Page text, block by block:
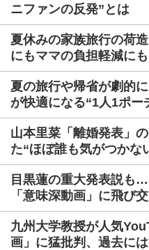
ニファンの反発”とは
夏休みの家族旅行の荷
にもママの負担軽減に
夏の旅行や帰省が劇的
が快適になる“1人1ポー
山本里菜「離婚発表」
た“ほぼ誰も気がつかな
目黒蓮の重大発表説も
「意味深動画」に飛び
九州大学教授が人気
画」に猛批判、過去に